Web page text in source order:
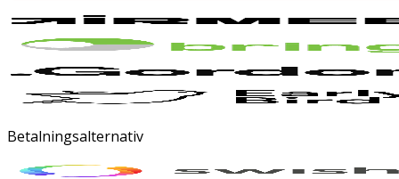
Betalningsalternativ